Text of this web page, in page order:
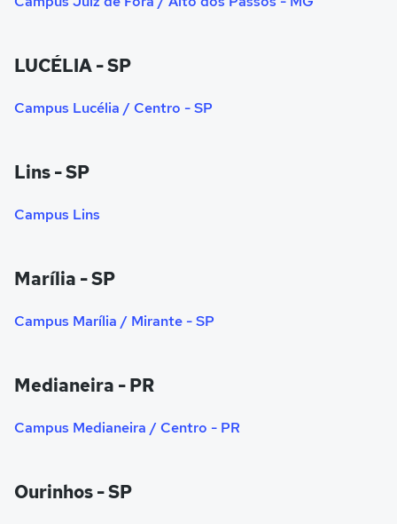
LUCÉLIA - SP
Campus Lucélia / Centro - SP
Lins - SP
Campus Lins
Marília - SP
Campus Marília / Mirante - SP
Medianeira - PR
Campus Medianeira / Centro - PR
Ourinhos - SP